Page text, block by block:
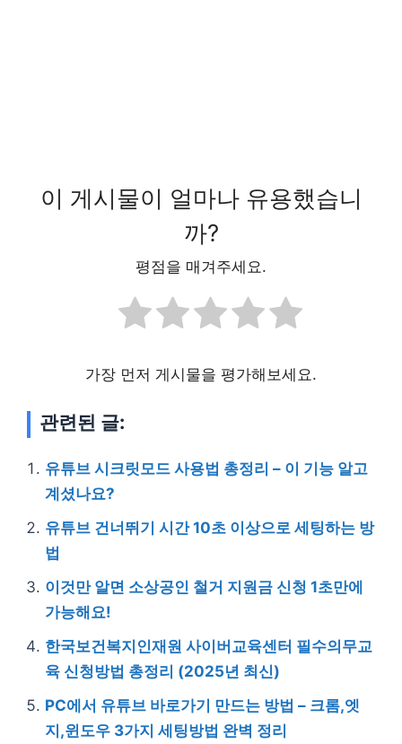
이 게시물이 얼마나 유용했습니
까?
평점을 매겨주세요.
가장 먼저 게시물을 평가해보세요.
관련된 글:
유튜브 시크릿모드 사용법 총정리 – 이 기능 알고
계셨나요?
유튜브 건너뛰기 시간 10초 이상으로 세팅하는 방
법
이것만 알면 소상공인 철거 지원금 신청 1초만에
가능해요!
한국보건복지인재원 사이버교육센터 필수의무교
육 신청방법 총정리 (2025년 최신)
PC에서 유튜브 바로가기 만드는 방법 – 크롬,엣
지,윈도우 3가지 세팅방법 완벽 정리